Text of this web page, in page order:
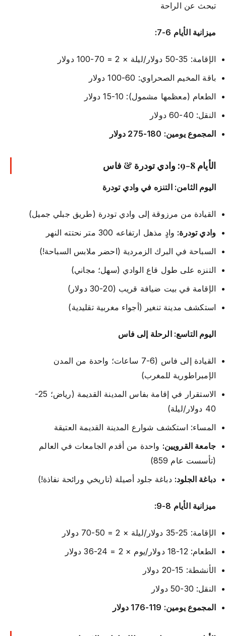
تبحث عن الراحة
ميزانية الأيام 6-7:
الإقامة: 35-50 دولار/ليلة × 2 = 70-100 دولار
باقة المخيم الصحراوي: 60-100 دولار
الطعام (معظمها مشمول): 10-15 دولار
النقل: 40-60 دولار
المجموع يومين: 180-275 دولار
الأيام 8-9: وادي تودرة & فاس
اليوم الثامن: التنزه في وادي تودرة
القيادة من مرزوقة إلى وادي تودرة (طريق جبلي جميل)
وادي تودرة: وادٍ مذهل ارتفاعه 300 متر نحتته النهر
السباحة في البرك الزمردية (احضر ملابس السباحة!)
التنزه على طول قاع الوادي (سهل؛ مجاني)
الإقامة في بيت ضيافة قريب (20-30 دولار)
استكشف مدينة تنغير (أجواء مغربية تقليدية)
اليوم التاسع: الرحلة إلى فاس
القيادة إلى فاس (6-7 ساعات؛ واحدة من المدن
الإمبراطورية للمغرب)
الاستقرار في إقامة بفاس المدينة القديمة (رياض؛ 25-
40 دولار/ليلة)
المساء: استكشف شوارع المدينة القديمة العتيقة
جامعة القرويين: واحدة من أقدم الجامعات في العالم
(تأسست عام 859)
دباغة الجلود: دباغة جلود أصيلة (تاريخي ورائحة نفاذة!)
ميزانية الأيام 8-9:
الإقامة: 25-35 دولار/ليلة × 2 = 50-70 دولار
الطعام: 12-18 دولار/يوم × 2 = 24-36 دولار
الأنشطة: 15-20 دولار
النقل: 30-50 دولار
المجموع يومين: 119-176 دولار